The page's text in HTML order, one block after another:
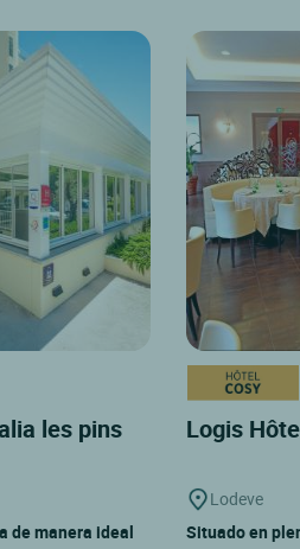
les pins
de manera ideal
Logis
Lodeve
Situado en